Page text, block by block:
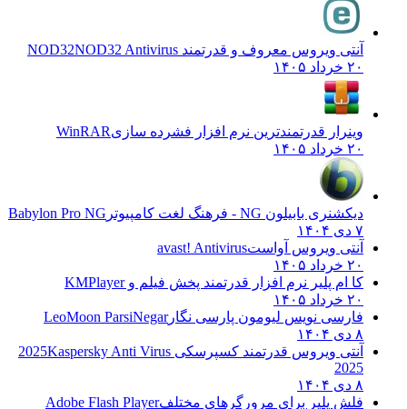
آنتی ویروس معروف و قدرتمند NOD32 NOD32 Antivirus
وینرار قدرتمندترین نرم افزار فشرده سازیWinRAR
دیکشنری بابیلون NG - فرهنگ لغت کامپیوتر
Babylon Pro NG
آنتی ویروس آواستavast! Antivirus
کا ام پلیر نرم افزار قدرتمند پخش فیلم وKMPlayer
فارسی نویس لیومون پارسی نگار LeoMoon ParsiNegar
آنتی ویروس قدرتمند کسپرسکی 2025Kaspersky Anti Virus
فلش پلیر برای مرورگرهای مختلفAdobe Flash Player